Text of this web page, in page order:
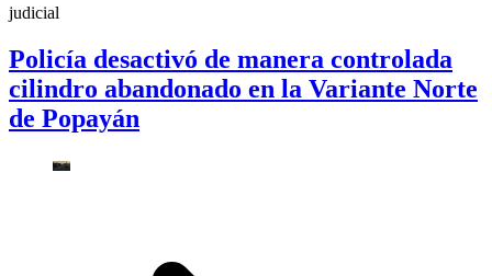
judicial
Policía desactivó de manera controlada
cilindro abandonado en la Variante Norte
de Popayán